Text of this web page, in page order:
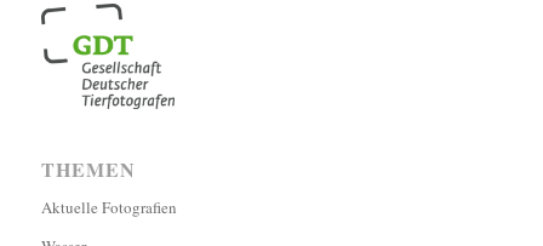
THEMEN
Aktuelle Fotografien